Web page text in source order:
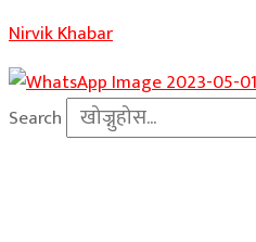
Nirvik Khabar
Search